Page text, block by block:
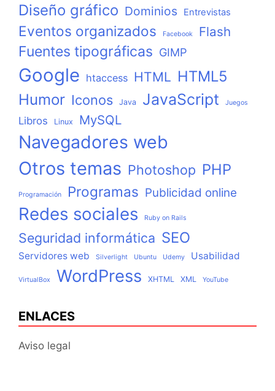
Diseño gráfico Dominios Entrevistas
Eventos organizados Facebook Flash
Fuentes tipográficas GIMP
Google htaccess HTML HTML5
Humor Iconos Java JavaScript Juegos
Libros Linux MySQL
Navegadores web
Otros temas Photoshop PHP
Programación Programas Publicidad online
Redes sociales Ruby on Rails
Seguridad informática SEO
Servidores web Silverlight Ubuntu Udemy Usabilidad
VirtualBox WordPress XHTML XML YouTube
ENLACES
Aviso legal